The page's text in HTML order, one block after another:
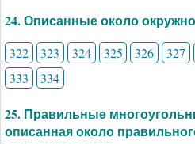
24. Описанные около
322 323 324 325 326 327
333
334
25. Правильные
описанная около